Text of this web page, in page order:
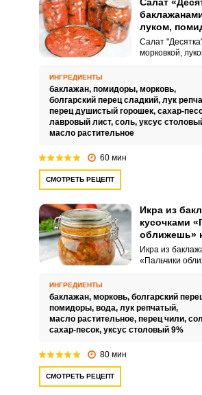
луком,
перцем на
Салат
морковкой,
подходит в
горячим
картошкой и
ИНГРЕДИЕНТЫ
баклажан, помидоры, морковь,
болгарский перец сладкий, лук
перец душистый горошек, сахар-
лавровый лист, соль, уксус
масло растительное
60 мин
СМОТРЕТЬ РЕЦЕПТ
Икра из
кусочками
оближешь»
Икра из
«Пальчики
хлебом,
пастой.
кусочки
с ароматными
вкусовое
оставит вас
ИНГРЕДИЕНТЫ
баклажан, морковь, болгарский
помидоры, вода, лук репчатый,
масло растительное, перец чили,
сахар-песок, уксус столовый 9%
80 мин
СМОТРЕТЬ РЕЦЕПТ